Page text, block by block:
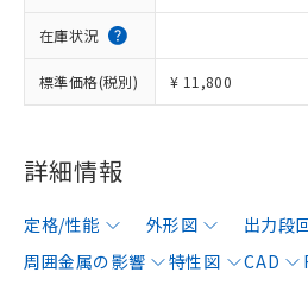
在庫状況
標準価格(税別) ¥ 11,800
詳細情報
定格/性能 外形図 出力段
周囲金属の影響
特性図 CAD